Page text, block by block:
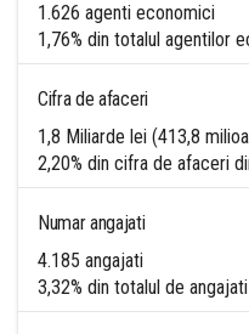
1.626 agenti economici
1,76% din totalul agentilor
Cifra de afaceri
1,8 Miliarde lei (413,8
2,20% din cifra de afaceri
Numar angajati
4.185 angajati
3,32% din totalul de